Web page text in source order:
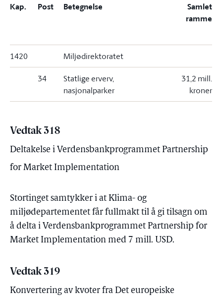
Kap. Post Betegnelse
Samlet
ramme
1420 Miljødirektoratet
34
Statlige erverv,
nasjonalparker
31,2 mill.
kroner
Vedtak 318
Deltakelse i Verdensbankprogrammet Partnership
for Market Implementation
Stortinget samtykker i at Klima- og
miljødepartementet får fullmakt til å gi tilsagn om
å delta i Verdensbankprogrammet Partnership for
Market Implementation med 7 mill. USD.
Vedtak 319
Konvertering av kvoter fra Det europeiske